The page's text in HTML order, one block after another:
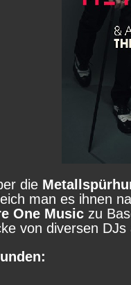
die
man es ihnen
One Musiczu
von diversen
: